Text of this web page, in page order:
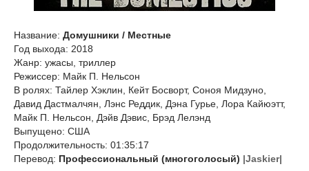
Название: Домушники / Местные
Год выхода: 2018
Жанр: ужасы, триллер
Режиссер: Майк П. Нельсон
В ролях: Тайлер Хэклин, Кейт Босворт, Соноя Мидзуно,
Давид Дастмалчян, Лэнс Реддик, Дэна Гурье, Лора Кайюэтт,
Майк П. Нельсон, Дэйв Дэвис, Брэд Лелэнд
Выпущено: США
Продолжительность: 01:35:17
Перевод: Профессиональный (многоголосый) |Jaskier|